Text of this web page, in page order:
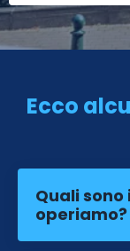
Ecco
Quali
operiamo?